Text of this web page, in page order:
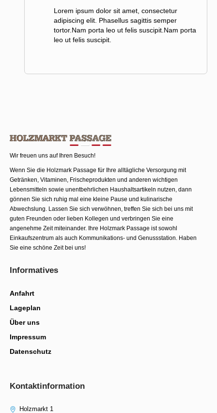
Lorem ipsum dolor sit amet, consectetur
adipiscing elit. Phasellus sagittis semper
tortor.Nam porta leo ut felis suscipit.Nam porta
leo ut felis suscipit.
Wir freuen uns auf Ihren Besuch!
Wenn Sie die Holzmark Passage für Ihre alltägliche Versorgung mit
Getränken, Vitaminen, Frischeprodukten und anderen wichtigen
Lebensmitteln sowie unentbehrlichen Haushaltsartikeln nutzen, dann
gönnen Sie sich ruhig mal eine kleine Pause und kulinarische
Abwechslung. Lassen Sie sich verwöhnen, treffen Sie sich bei uns mit
guten Freunden oder lieben Kollegen und verbringen Sie eine
angenehme Zeit miteinander. Ihre Holzmark Passage ist sowohl
Einkaufszentrum als auch Kommunika­tions- und Genussstation. Haben
Sie eine schöne Zeit bei uns!
Informatives
Anfahrt
Lageplan
Über uns
Impressum
Datenschutz
Kontaktinformation
Holzmarkt 1